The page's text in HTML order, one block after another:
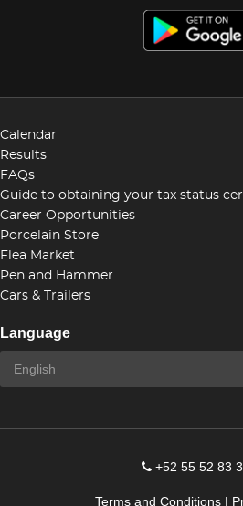
Calendar
Results
FAQs
Guide to obtaining your tax status
Career Opportunities
Porcelain Store
Flea Market
Pen and Hammer
Cars & Trailers
Language
+52 55 52 83
Terms and Conditions |